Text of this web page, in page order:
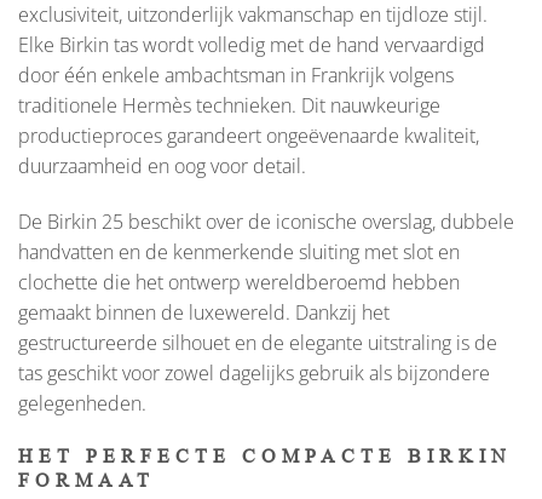
exclusiviteit, uitzonderlijk vakmanschap en tijdloze stijl.
Elke Birkin tas wordt volledig met de hand vervaardigd
door één enkele ambachtsman in Frankrijk volgens
traditionele Hermès technieken. Dit nauwkeurige
productieproces garandeert ongeëvenaarde kwaliteit,
duurzaamheid en oog voor detail.
De Birkin 25 beschikt over de iconische overslag, dubbele
handvatten en de kenmerkende sluiting met slot en
clochette die het ontwerp wereldberoemd hebben
gemaakt binnen de luxewereld. Dankzij het
gestructureerde silhouet en de elegante uitstraling is de
tas geschikt voor zowel dagelijks gebruik als bijzondere
gelegenheden.
HET PERFECTE COMPACTE BIRKIN
FORMAAT